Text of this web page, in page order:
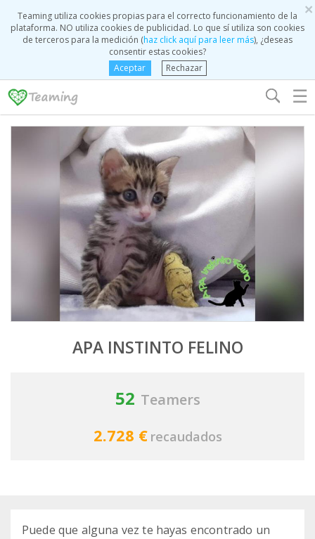
×
Teaming utiliza cookies propias para el correcto funcionamiento de la
plataforma. NO utiliza cookies de publicidad. Lo que sí utiliza son cookies
de terceros para la medición (haz click aquí para leer más), ¿deseas
consentir estas cookies?
Aceptar
Rechazar
☰
APA INSTINTO FELINO
52 Teamers
2.728 € recaudados
Puede que alguna vez te hayas encontrado un